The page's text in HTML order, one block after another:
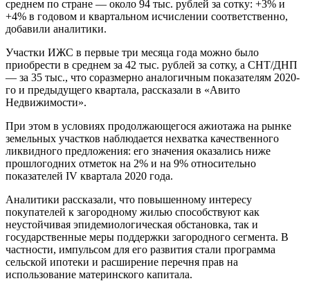
среднем по стране — около 94 тыс. рублей за сотку: +3% и
+4% в годовом и квартальном исчислении соответственно,
добавили аналитики.
Участки ИЖС в первые три месяца года можно было
приобрести в среднем за 42 тыс. рублей за сотку, а СНТ/ДНП
— за 35 тыс., что соразмерно аналогичным показателям 2020-
го и предыдущего квартала, рассказали в «Авито
Недвижимости».
При этом в условиях продолжающегося ажиотажа на рынке
земельных участков наблюдается нехватка качественного
ликвидного предложения: его значения оказались ниже
прошлогодних отметок на 2% и на 9% относительно
показателей IV квартала 2020 года.
Аналитики рассказали, что повышенному интересу
покупателей к загородному жилью способствуют как
неустойчивая эпидемиологическая обстановка, так и
государственные меры поддержки загородного сегмента. В
частности, импульсом для его развития стали программа
сельской ипотеки и расширение перечня прав на
использование материнского капитала.